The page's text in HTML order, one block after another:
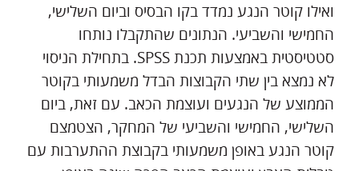
ואילו קוטר הנגע נמדד בקו הבסיס וביום השלישי,
החמישי והשביעי. הנתונים שהתקבלו נותחו
סטטיסטית באמצעות תכנת SPSS. בתחילת הניסוי
לא נמצא בין שתי הקבוצות הבדל משמעותי בקוטר
הממוצע של הנגעים ועוצמת הכאב. עם זאת, ביום
השלישי, החמישי והשביעי של המחקר, הצטמצם
קוטר הנגע באופן משמעותי בקבוצת ההתערבות עם